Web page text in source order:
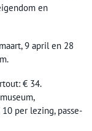
en
9 april en 28
€ 34.
per lezing, passe-